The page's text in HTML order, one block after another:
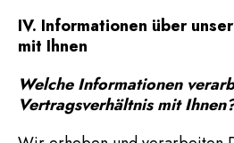
IV. Informationen über
mit Ihnen
Welche Informationen
Vertragsverhältnis mit